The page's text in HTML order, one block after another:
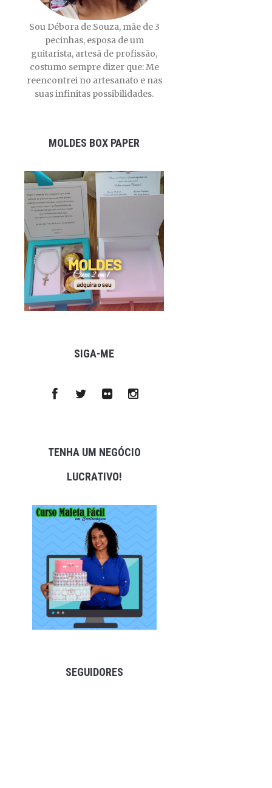
Sou Débora de Souza, mãe de 3
pecinhas, esposa de um
guitarista, artesã de profissão,
costumo sempre dizer que: Me
reencontrei no artesanato e nas
suas infinitas possibilidades.
MOLDES BOX PAPER
SIGA-ME
TENHA UM NEGÓCIO
LUCRATIVO!
SEGUIDORES